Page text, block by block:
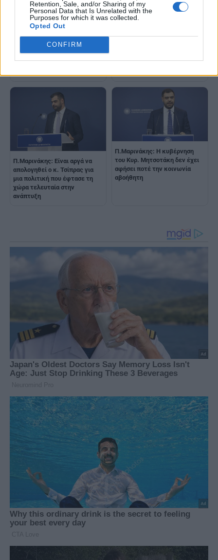
Retention, Sale, and/or Sharing of my
Personal Data that Is Unrelated with the
Purposes for which it was collected.
Opted Out
CONFIRM
Π.Μαρινάκης: Ο κόσμος
ενδιαφέρεται για το πώς κάθε
κόμμα θα είναι χρήσιμο για την
Π. Μαρινάκης για Patriot:
Τουρκίας
Π.Μαρινάκης: Είναι αργά να
απολογηθεί ο κ. Τσίπρας για
μια πολιτική που έφτασε τη
χώρα τελευταία στην
ανάπτυξη
Π.Μαρινάκης: Η κυβέρνηση
του Κυρ. Μητσοτάκη δεν έχει
αφήσει ποτέ την κοινωνία
αβοήθητη